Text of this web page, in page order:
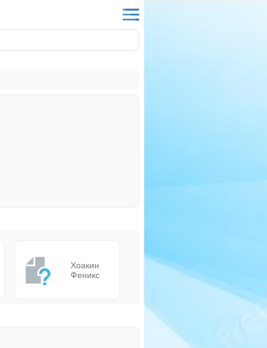
Хоакин
Феникс